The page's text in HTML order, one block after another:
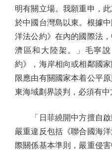
明有關立場。我願重申，
於中國台灣島以東。根據
洋法公約》在內的國際法
濟區和大陸架。」毛寧
約》，海岸相向或相鄰國
限應由有關國家本着公平
東海域劃界談判，必須有中
「日菲繞開中方擅自啟
嚴重違反包括《聯合國海
際關係基本準則，嚴重侵